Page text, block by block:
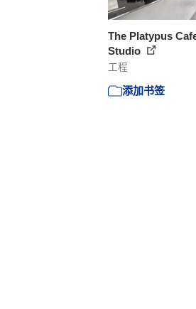
The Platypus
Studio
工程
添加书签